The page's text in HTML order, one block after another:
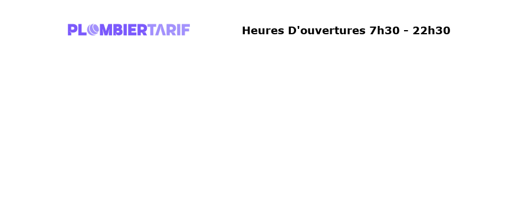
Heures D'ouvertures 7h30 - 22h30